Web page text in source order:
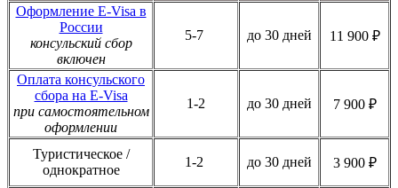
Оформление E-Visa в
России
консульский сбор
включен
5-7 до 30 дней 11 900 ₽
Оплата консульского
сбора на E-Visa
при самостоятельном
оформлении
1-2 до 30 дней 7 900 ₽
Туристическое /
однократное
1-2 до 30 дней 3 900 ₽